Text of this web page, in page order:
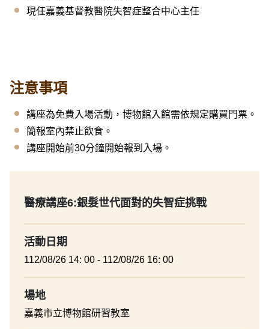
現任嘉義基督教醫院失智症整合中心主任
注意事項
講座為免費入場活動，博物館入館需依規定購買門票。
簡報室內禁止飲食。
講座開始前30分鐘開始報到入場。
醫療講座6:銀髮世代面對的失智症挑戰
活動日期
112/08/26 14: 00 - 112/08/26 16: 00
場地
嘉義市立博物館研習教室